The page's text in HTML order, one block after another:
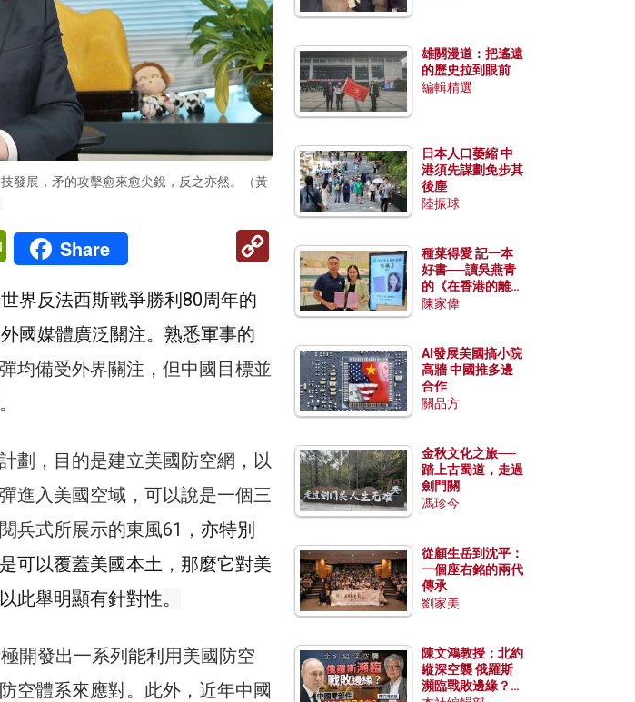
發展，矛的攻擊愈來愈尖銳，反之亦然。（黃
PrintFriendly
Share
Link
界反法西斯戰爭勝利80周年的
國媒體廣泛關注。 熟悉軍事的
均備受外界關注，但中國目標並
劃，目的是建立美國防空網，以
進入美國空域，可以說是一個三
兵式所展示的東風61， 亦特別
可以覆蓋美國本土，那麼它對美
此舉明顯有針對性。
開發出一系列能利用美國防空
空體系來應對。此外，近年中國
雄關漫道：把遙遠
的歷史拉到眼前
編輯精選
日本人口萎縮 中
港須先謀劃免步其
後塵
陸振球
種菜得愛 記一本
好書──讀吳燕青
的《在香港的離島
種菜》
陳家偉
AI發展美國搞小院
高牆 中國推多邊
合作
關品方
金秋文化之旅──
踏上古蜀道，走過
劍門關
馮珍今
從顧生岳到沈平：
一個座右銘的兩代
傳承
劉家美
陳文鴻教授：北約
縱深空襲 俄羅斯
瀕臨戰敗邊緣？中